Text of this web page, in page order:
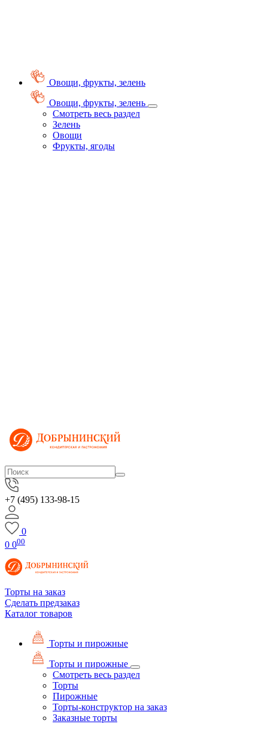
Овощи, фрукты, зелень
Овощи, фрукты, зелень
Смотреть весь раздел
Зелень
Овощи
Фрукты, ягоды
+7 (495) 133-98-15
0
0 000
Торты на заказ
Сделать предзаказ
Каталог товаров
Торты и пирожные
Торты и пирожные
Смотреть весь раздел
Торты
Пирожные
Торты-конструктор на заказ
Заказные торты